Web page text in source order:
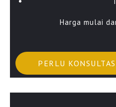
Harga mulai
PERLU